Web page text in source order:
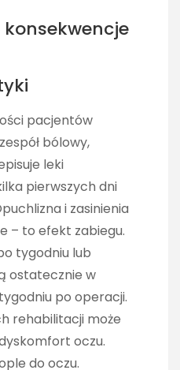
konsekwencje
pacjentów
bólowy,
leki
pierwszych dni
i zasinienia
– to efekt zabiegu.
tygodniu lub
ostatecznie w
po operacji.
rehabilitacji może
oczu.
do oczu.